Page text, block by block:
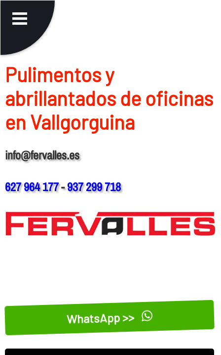
Pulimentos y
abrillantados de oficinas
en Vallgorguina
info@fervalles.es
627 964 177-937 299 718
WhatsApp >>